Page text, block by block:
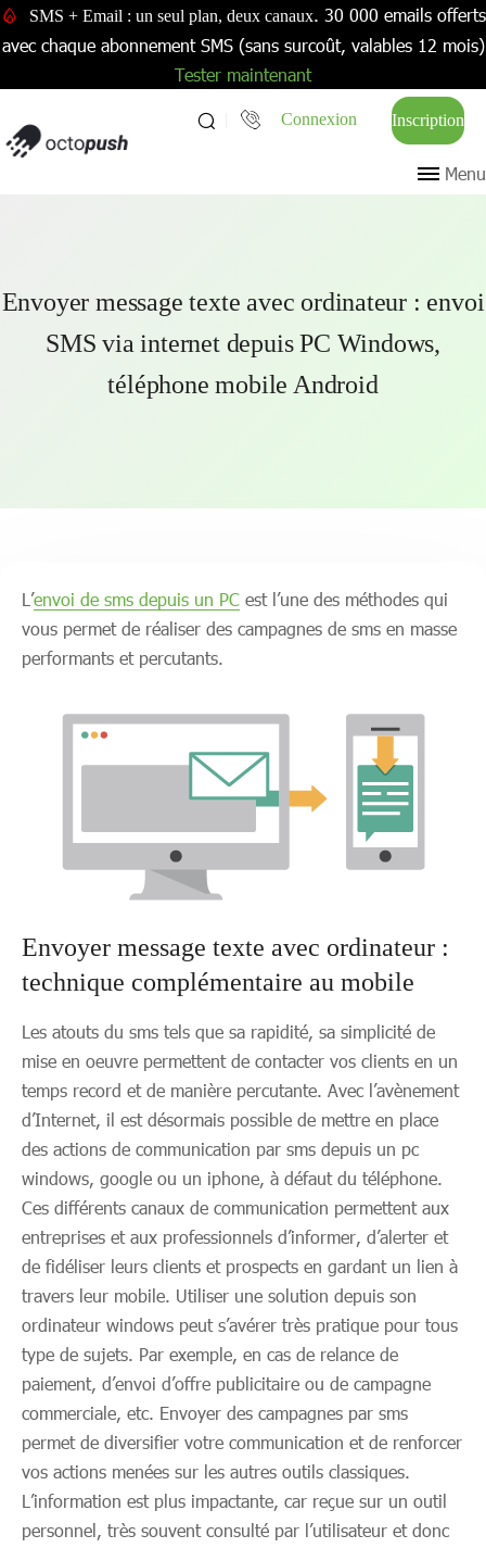
SMS + Email : un seul plan, deux canaux. 30 000 emails offerts
avec chaque abonnement SMS (sans surcoût, valables 12 mois)
Tester maintenant
Connexion Inscription
Menu
Envoyer message texte avec ordinateur : envoi
SMS via internet depuis PC Windows,
téléphone mobile Android
L’envoi de sms depuis un PC est l’une des méthodes qui
vous permet de réaliser des campagnes de sms en masse
performants et percutants.
Envoyer message texte avec ordinateur :
technique complémentaire au mobile
Les atouts du sms tels que sa rapidité, sa simplicité de
mise en oeuvre permettent de contacter vos clients en un
temps record et de manière percutante. Avec l’avènement
d’Internet, il est désormais possible de mettre en place
des actions de communication par sms depuis un pc
windows, google ou un iphone, à défaut du téléphone.
Ces différents canaux de communication permettent aux
entreprises et aux professionnels d’informer, d’alerter et
de fidéliser leurs clients et prospects en gardant un lien à
travers leur mobile. Utiliser une solution depuis son
ordinateur windows peut s’avérer très pratique pour tous
type de sujets. Par exemple, en cas de relance de
paiement, d’envoi d’offre publicitaire ou de campagne
commerciale, etc. Envoyer des campagnes par sms
permet de diversifier votre communication et de renforcer
vos actions menées sur les autres outils classiques.
L’information est plus impactante, car reçue sur un outil
personnel, très souvent consulté par l’utilisateur et donc